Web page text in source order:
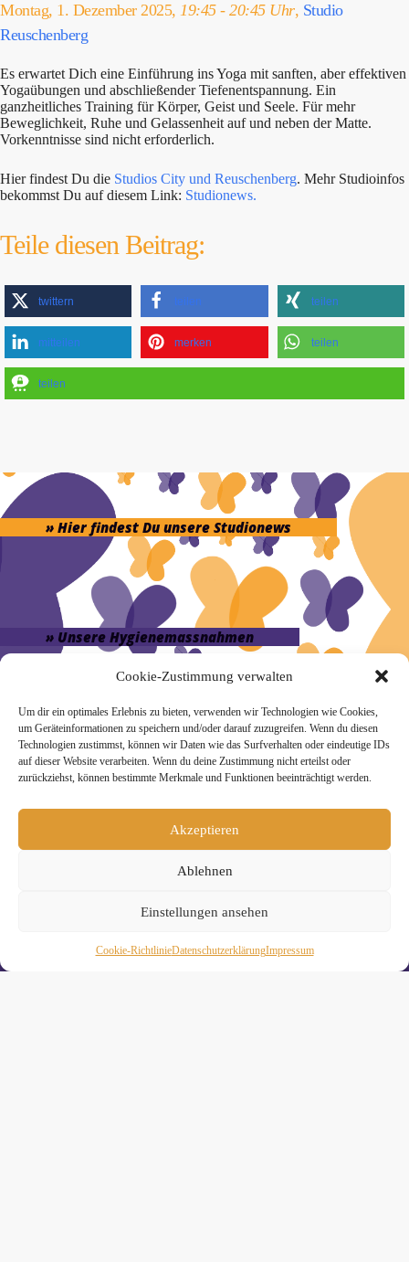
Cookie-Zustimmung verwalten
Um dir ein optimales Erlebnis zu bieten, verwenden wir Technologien wie Cookies,
um Geräteinformationen zu speichern und/oder darauf zuzugreifen. Wenn du diesen
Technologien zustimmst, können wir Daten wie das Surfverhalten oder eindeutige IDs
auf dieser Website verarbeiten. Wenn du deine Zustimmung nicht erteilst oder
zurückziehst, können bestimmte Merkmale und Funktionen beeinträchtigt werden.
Akzeptieren
Ablehnen
Einstellungen ansehen
Cookie-RichtlinieDaten­schutz­erklä­rungImpressum
Montag, 1. Dezember 2025, 19:45 - 20:45 Uhr, Studio
Reuschenberg
Es erwartet Dich eine Einführung ins Yoga mit sanften, aber effektiven
Yogaübungen und abschließender Tiefenentspannung. Ein
ganzheitliches Training für Körper, Geist und Seele. Für mehr
Beweglichkeit, Ruhe und Gelassenheit auf und neben der Matte.
Vorkenntnisse sind nicht erforderlich.
Hier findest Du die Studios City und Reuschenberg. Mehr Studioinfos
bekommst Du auf diesem Link: Studionews.
Teile diesen Beitrag:
twittern teilen teilen
mitteilen merken teilen
teilen
» Hier findest Du unsere Studionews
» Unsere Hygienemassnahmen
Melde Dich hier zum Yogimotion Newsletter an:
Wenn Du magst, schicke ich Dir ungefähr monatlich Infos zu
Dich natürlich jederzeit wieder abmelden. Alle Details zur
Nutzung Deiner Daten findest Du in unserer
Datenschutzerklärung.